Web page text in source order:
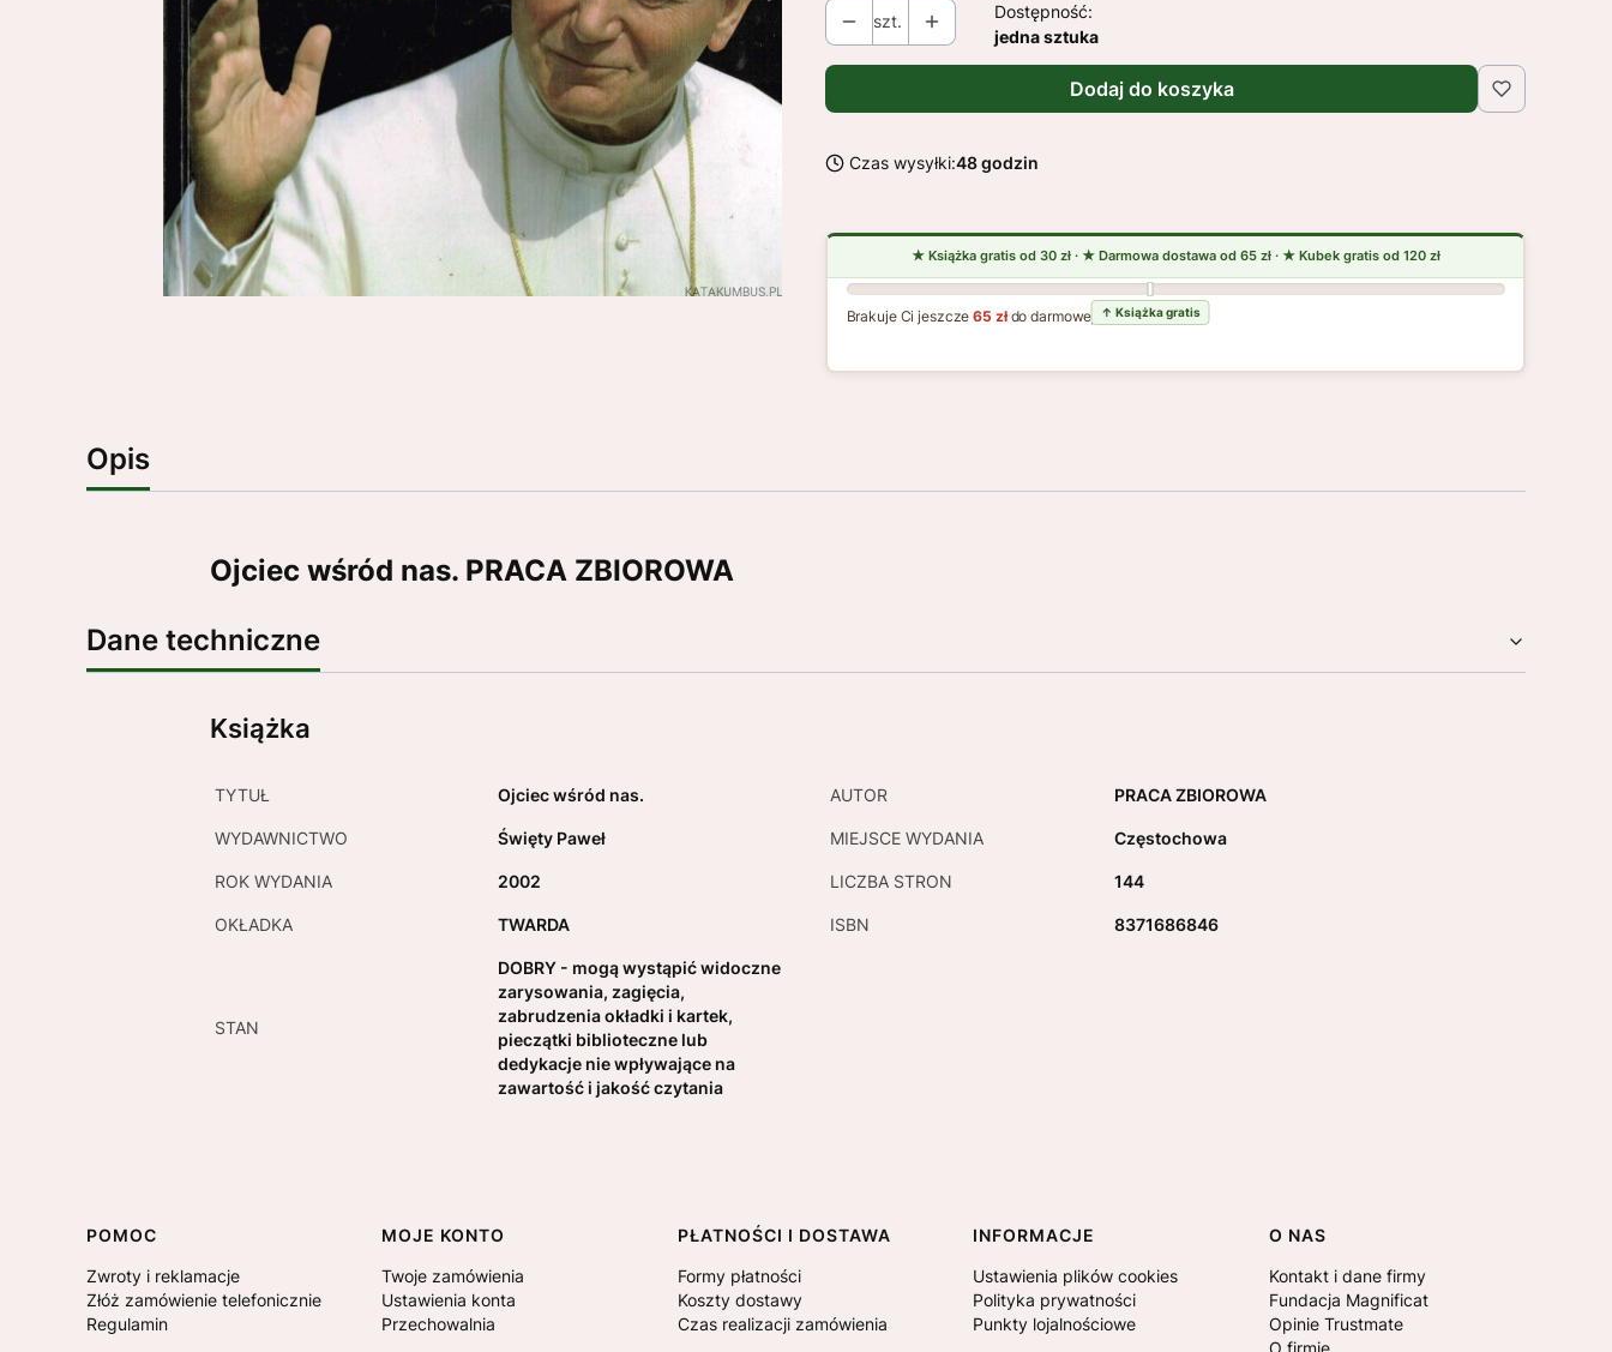
szt.
Dostępność:
jedna sztuka
Dodaj do koszyka
Czas wysyłki:48 godzin
Brakuje Ci jeszcze65 złdo darmowej dostawy
Opis
Ojciec wśród nas. PRACA ZBIOROWA
Dane techniczne
Książka
TYTUŁ Ojciec wśród nas. AUTOR PRACA ZBIOROWA
WYDAWNICTWO Święty Paweł MIEJSCE WYDANIA Częstochowa
ROK WYDANIA 2002 LICZBA STRON 144
OKŁADKA TWARDA ISBN 8371686846
STAN
DOBRY - mogą wystąpić widoczne
zarysowania, zagięcia,
zabrudzenia okładki i kartek,
pieczątki biblioteczne lub
dedykacje nie wpływające na
zawartość i jakość czytania
Linki w stopce
POMOC
Zwroty i reklamacje
Złóż zamówienie telefonicznie
Regulamin
MOJE KONTO
Twoje zamówienia
Ustawienia konta
Przechowalnia
PŁATNOŚCI I DOSTAWA
Formy płatności
Koszty dostawy
Czas realizacji zamówienia
INFORMACJE
Ustawienia plików cookies
Polityka prywatności
Punkty lojalnościowe
O NAS
Kontakt i dane firmy
Fundacja Magnificat
Opinie Trustmate